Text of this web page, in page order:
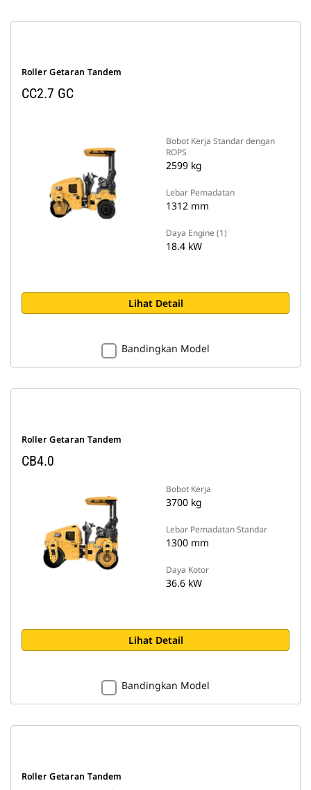
Roller Getaran Tandem
CC2.7 GC
Bobot Kerja Standar dengan
ROPS
2599 kg
Lebar Pemadatan
1312 mm
Daya Engine (1)
18.4 kW
Lihat Detail
Bandingkan Model
Roller Getaran Tandem
CB4.0
Bobot Kerja
3700 kg
Lebar Pemadatan Standar
1300 mm
Daya Kotor
36.6 kW
Lihat Detail
Bandingkan Model
Roller Getaran Tandem